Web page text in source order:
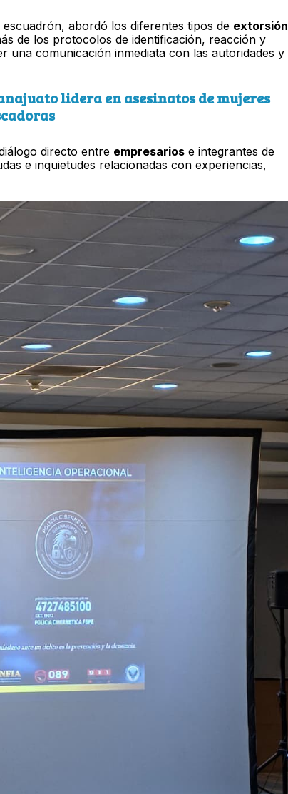
abordó los diferentes tipos de extorsión
de los protocolos de identificación, reacción y
una comunicación inmediata con las autoridades y
lidera en asesinatos de mujeres
directo entre empresariose integrantes de
e inquietudes relacionadas con experiencias,